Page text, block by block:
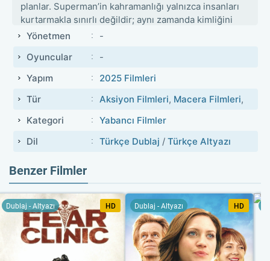
planlar. Superman’in kahramanlığı yalnızca insanları
kurtarmakla sınırlı değildir; aynı zamanda kimliğini
gizleyerek sevdiği insanlarla olan bağını korumakla
modern süper kahraman sinemasının temel taşını
atar.
Yönetmen
-
Oyuncular
-
Yapım
2025 Filmleri
Tür
Aksiyon Filmleri, Macera Filmleri,
Kategori
Yabancı Filmler
Dil
Türkçe Dublaj / Türkçe Altyazı
Benzer Filmler
Dublaj - Altyazı HD Dublaj - Altyazı HD